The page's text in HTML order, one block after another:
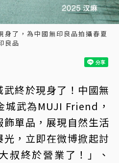
身了，為中國無印良品拍攝春夏
良品
終於現身了！中國無
城武為MUJI Friend，
單品，展現自然生活
，立即在微博掀起討
叔終於營業了！」、